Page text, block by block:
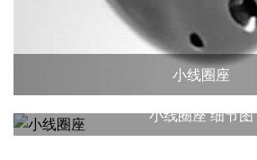
小线圈座
小线圈座 细节图